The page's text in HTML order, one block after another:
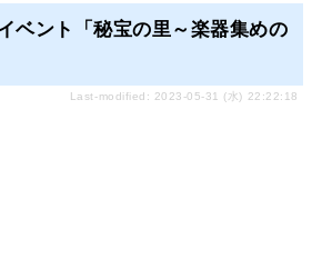
ベント「秘宝の里～楽器集めの
Last-modified: 2023-05-31 (水) 22:22:18